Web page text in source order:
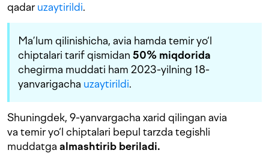
qadaruzaytirildi.
Ma’lum qilinishicha, avia hamda temir yo‘l
chiptalari tarif qismidan 50% miqdorida
chegirma muddati ham 2023-yilning 18-
yanvarigacha uzaytirildi.
Shuningdek, 9-yanvargacha xarid qilingan avia
va temir yo‘l chiptalari bepul tarzda tegishli
muddatga almashtirib beriladi.